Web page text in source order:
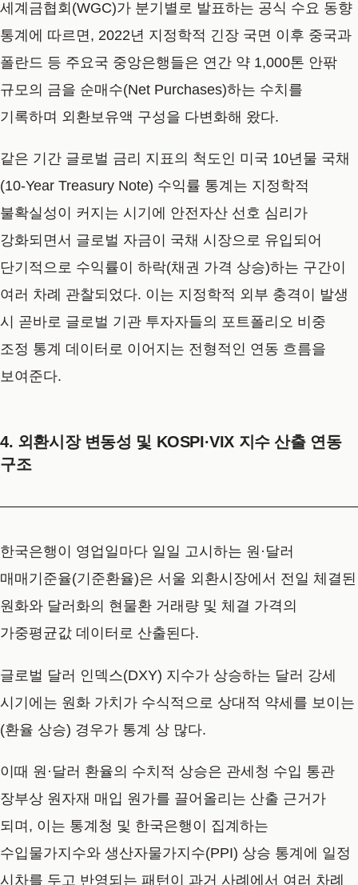
세계금협회(WGC)가 분기별로 발표하는 공식 수요 동향
통계에 따르면, 2022년 지정학적 긴장 국면 이후 중국과
폴란드 등 주요국 중앙은행들은 연간 약 1,000톤 안팎
규모의 금을 순매수(Net Purchases)하는 수치를
기록하며 외환보유액 구성을 다변화해 왔다.
같은 기간 글로벌 금리 지표의 척도인 미국 10년물 국채
(10-Year Treasury Note) 수익률 통계는 지정학적
불확실성이 커지는 시기에 안전자산 선호 심리가
강화되면서 글로벌 자금이 국채 시장으로 유입되어
단기적으로 수익률이 하락(채권 가격 상승)하는 구간이
여러 차례 관찰되었다. 이는 지정학적 외부 충격이 발생
시 곧바로 글로벌 기관 투자자들의 포트폴리오 비중
조정 통계 데이터로 이어지는 전형적인 연동 흐름을
보여준다.
4. 외환시장 변동성 및 KOSPI·VIX 지수 산출 연동
구조
한국은행이 영업일마다 일일 고시하는 원·달러
매매기준율(기준환율)은 서울 외환시장에서 전일 체결된
원화와 달러화의 현물환 거래량 및 체결 가격의
가중평균값 데이터로 산출된다.
글로벌 달러 인덱스(DXY) 지수가 상승하는 달러 강세
시기에는 원화 가치가 수식적으로 상대적 약세를 보이는
(환율 상승) 경우가 통계 상 많다.
이때 원·달러 환율의 수치적 상승은 관세청 수입 통관
장부상 원자재 매입 원가를 끌어올리는 산출 근거가
되며, 이는 통계청 및 한국은행이 집계하는
수입물가지수와 생산자물가지수(PPI) 상승 통계에 일정
시차를 두고 반영되는 패턴이 과거 사례에서 여러 차례